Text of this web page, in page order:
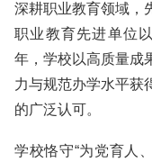
深耕职业教育领域，
职业教育先进单位
年，学校以高质量成
力与规范办学水平获
的广泛认可。
学校恪守“为党育人